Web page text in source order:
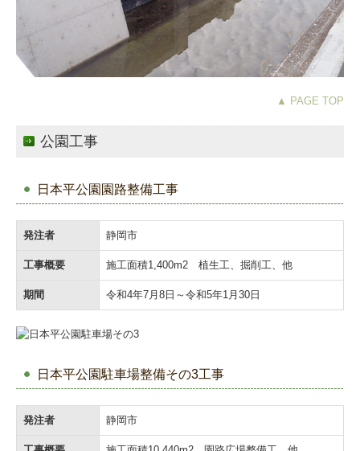
▲ PAGE TOP
公園工事
日本平公園園路整備工事
発注者 静岡市
工事概要 施工面積1,400m2 植生工、掘削工、他
期間 令和4年7月8日～令和5年1月30日
日本平公園駐車場整備その3工事
発注者 静岡市